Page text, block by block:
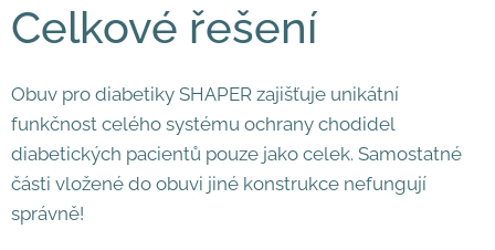
Celkové řešení
Obuv pro diabetiky SHAPER zajišťuje unikátní
funkčnost celého systému ochrany chodidel
diabetických pacientů pouze jako celek. Samostatné
části vložené do obuvi jiné konstrukce nefungují
správně!